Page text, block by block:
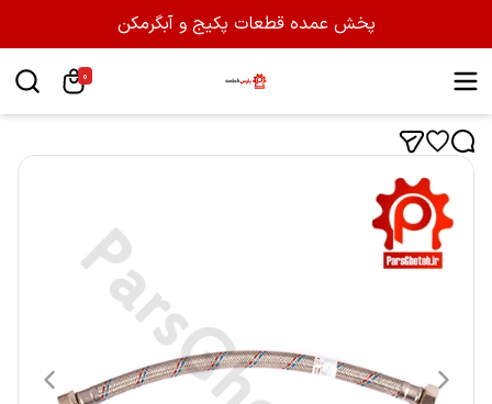
پخش عمده قطعات پکیج و آبگرمکن
0